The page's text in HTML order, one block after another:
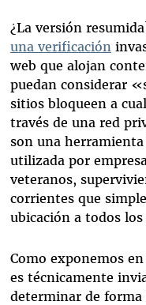
¿La versión
una verificación
web que alojan
puedan considerar
sitios bloqueen a
través de una red
son una herramienta
utilizada por
veteranos,
corrientes que
ubicación a todos
Como exponemos
es técnicamente
determinar de forma